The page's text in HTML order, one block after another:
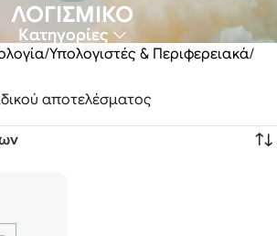
ΛΟΓΙΣΜΙΚΟ
Κατηγορίες
Υπολογιστές & Περιφερειακά
αποτελέσματος